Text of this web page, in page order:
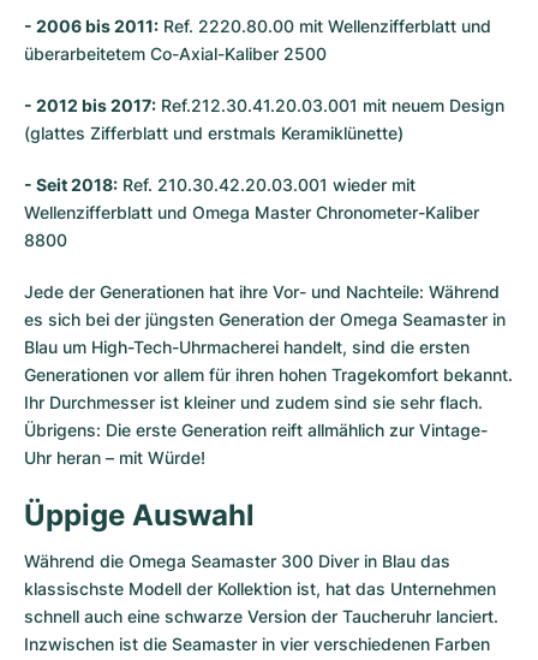
- 2006 bis 2011: Ref. 2220.80.00 mit Wellenzifferblatt und
überarbeitetem Co-Axial-Kaliber 2500
- 2012 bis 2017: Ref.212.30.41.20.03.001 mit neuem Design
(glattes Zifferblatt und erstmals Keramiklünette)
- Seit 2018: Ref. 210.30.42.20.03.001 wieder mit
Wellenzifferblatt und Omega Master Chronometer-Kaliber
8800
Jede der Generationen hat ihre Vor- und Nachteile: Während
es sich bei der jüngsten Generation der Omega Seamaster in
Blau um High-Tech-Uhrmacherei handelt, sind die ersten
Generationen vor allem für ihren hohen Tragekomfort bekannt.
Ihr Durchmesser ist kleiner und zudem sind sie sehr flach.
Übrigens: Die erste Generation reift allmählich zur Vintage-
Uhr heran – mit Würde!
Üppige Auswahl
Während die Omega Seamaster 300 Diver in Blau das
klassischste Modell der Kollektion ist, hat das Unternehmen
schnell auch eine schwarze Version der Taucheruhr lanciert.
Inzwischen ist die Seamaster in vier verschiedenen Farben